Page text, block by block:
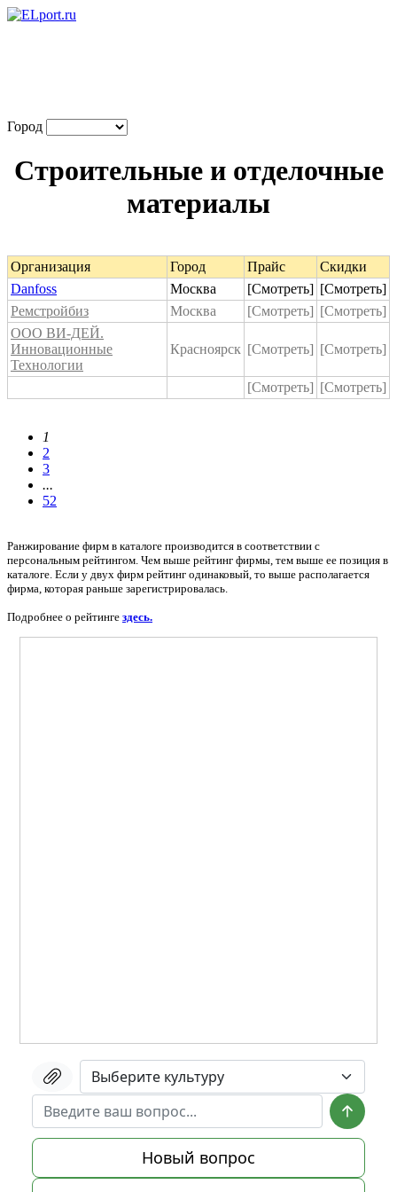
Город
Строительные и отделочные
материалы
Организация Город Прайс
Скидки
Danfoss
Москва [Смотреть] [Смотреть]
Ремстройбиз
Москва [Смотреть] [Смотреть]
ООО ВИ-ДЕЙ.
Инновационные
Технологии
Красноярск [Смотреть] [Смотреть]
[Смотреть] [Смотреть]
1
2
3
...
52
Ранжирование фирм в каталоге производится в соответствии с
персональным рейтингом. Чем выше рейтинг фирмы, тем выше ее позиция в
каталоге. Если у двух фирм рейтинг одинаковый, то выше располагается
фирма, которая раньше зарегистрировалась.
Подробнее о рейтинге здесь.